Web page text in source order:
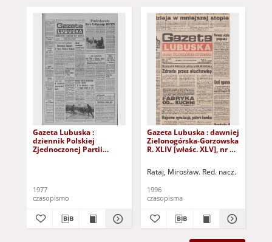
Gazeta Lubuska :
dziennik Polskiej
Zjednoczonej Partii
1977
czasopismo
Gazeta Lubuska : dawniej
Zielonogórska-Gorzowska
R. XLIV [właśc. XLV], nr 52
Rataj, Mirosław. Red. nacz.
1996
czasopisma